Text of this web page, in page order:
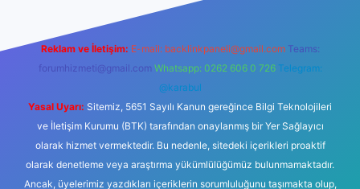
Reklam ve İletişim: E-mail: backlinkpaneli@gmail.com Teams:
forumhizmeti@gmail.com Whatsapp: 0262 606 0 726 Telegram:
@karabul
Yasal Uyarı: Sitemiz, 5651 Sayılı Kanun gereğince Bilgi Teknolojileri
ve İletişim Kurumu (BTK) tarafından onaylanmış bir Yer Sağlayıcı
olarak hizmet vermektedir. Bu nedenle, sitedeki içerikleri proaktif
olarak denetleme veya araştırma yükümlülüğümüz bulunmamaktadır.
Ancak, üyelerimiz yazdıkları içeriklerin sorumluluğunu taşımakta olup,